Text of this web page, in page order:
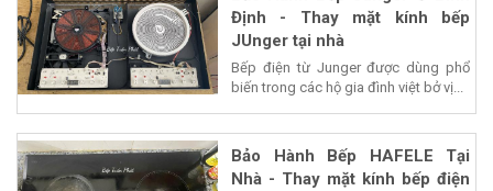
Định - Thay mặt kính bếp
JUnger tại nhà
Bếp điện từ Junger được dùng phổ
biến trong các hộ gia đình việt bở vị...
Bảo Hành Bếp HAFELE Tại
Nhà - Thay mặt kính bếp điện